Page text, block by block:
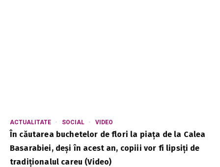
ACTUALITATE SOCIAL VIDEO
În căutarea buchetelor de flori la piața de la Calea
Basarabiei, deși în acest an, copiii vor fi lipsiți de
tradiționalul careu (Video)